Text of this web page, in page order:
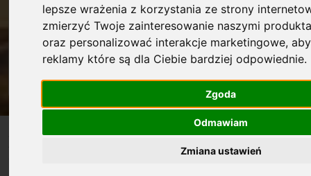
lepsze wrażenia z korzystania ze strony
zmierzyć Twoje zainteresowanie naszymi
oraz personalizować interakcje marketingowe,
reklamy które są dla Ciebie bardziej odpowiednie.
Zgoda
Odmawiam
Zmiana ustawień
WYSOKOŚĆ DOFINANSOWANIA:
Wysokość Nagrody wynosi 250 000 zł
brutto.
Na skróty